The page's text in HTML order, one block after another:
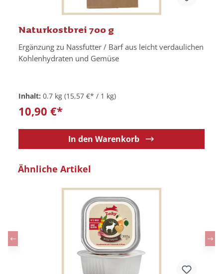
Naturkostbrei 700 g
Ergänzung zu Nassfutter / Barf aus leicht verdaulichen
Kohlenhydraten und Gemüse
Inhalt: 0.7 kg (15,57 €* / 1 kg)
10,90 €*
In den Warenkorb
Produktgalerie überspringen
Ähnliche Artikel